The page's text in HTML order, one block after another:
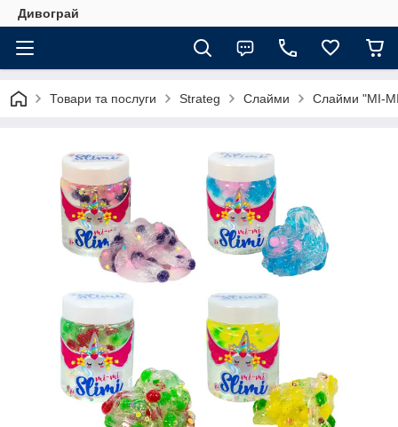
Дивограй
Товари та послуги Strateg Слайми Слайми "MI-